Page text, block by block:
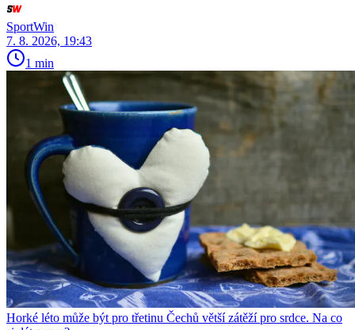
SportWin
7. 8. 2026, 19:43
1 min
Horké léto může být pro třetinu Čechů větší zátěží pro srdce. Na co